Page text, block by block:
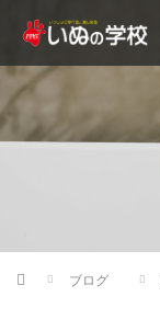
Home ブログ